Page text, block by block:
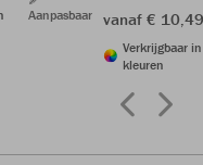
Aanpasbaar
vanaf €
Verkrijgbaar
kleuren